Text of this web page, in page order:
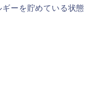
ーを貯めている状態